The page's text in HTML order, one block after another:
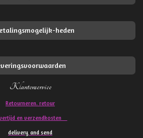
heden
Klantenservice
Retourneren. retour
en verzendkosten
delivery and send